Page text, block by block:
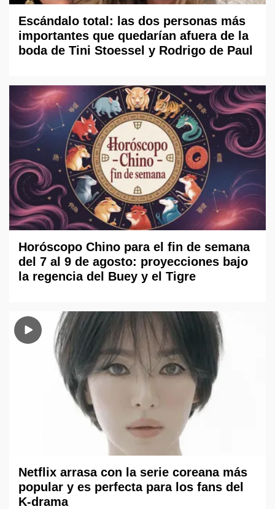
Escándalo total: las dos personas más
importantes que quedarían afuera de la
boda de Tini Stoessel y Rodrigo de Paul
Horóscopo Chino para el fin de semana
del 7 al 9 de agosto: proyecciones bajo
la regencia del Buey y el Tigre
Netflix arrasa con la serie coreana más
popular y es perfecta para los fans del
K-drama